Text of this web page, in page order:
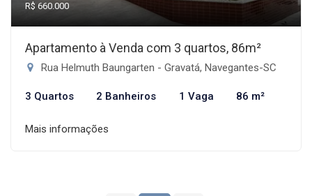
R$ 660.000
Apartamento à Venda com 3 quartos, 86m²
Rua Helmuth Baungarten - Gravatá, Navegantes-SC
3 Quartos 2 Banheiros 1 Vaga 86 m²
Mais informações